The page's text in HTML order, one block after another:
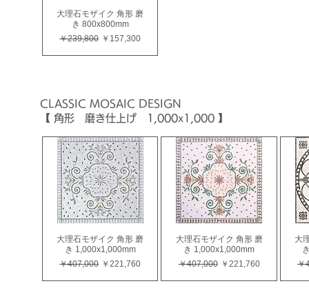
大理石モザイク 角形 磨
き 800x800mm
通常価格
￥239,800 セール価格
￥157,300
CLASSIC MOSAIC DESIGN
【 角形 磨き仕上げ 1,000x1,000 】
大理石モザイク 角形 磨
き 1,000x1,000mm
通常価格
￥407,000 セール価格
￥221,760
大理石モザイク 角形 磨
き 1,000x1,000mm
通常価格
￥407,000 セール価格
￥221,760
大
通
￥